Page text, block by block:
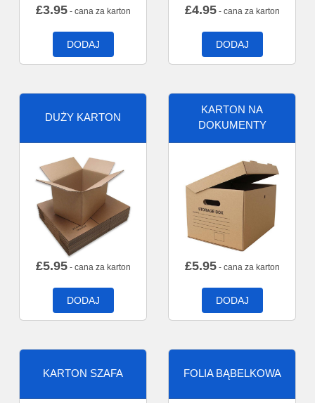
£3.95- cana za karton
DODAJ
£4.95- cana za karton
DODAJ
DUŻY KARTON
£5.95- cana za karton
DODAJ
KARTON NA
DOKUMENTY
£5.95- cana za karton
DODAJ
KARTON SZAFA FOLIA BĄBELKOWA